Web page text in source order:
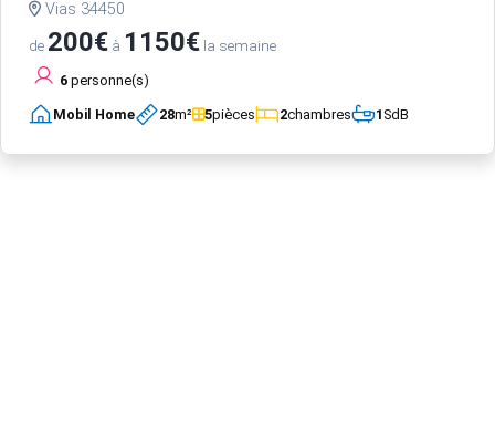
Vias 34450
de 200€ à 1150€ la semaine
6 personne(s)
Mobil Home 28m² 5pièces 2chambres 1SdB